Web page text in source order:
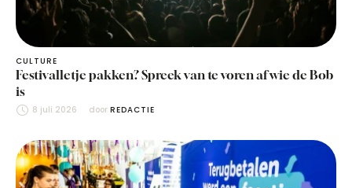
CULTURE
Festivalletje pakken? Spreek van te voren af wie de Bob
is
8 juli 2026 door REDACTIE